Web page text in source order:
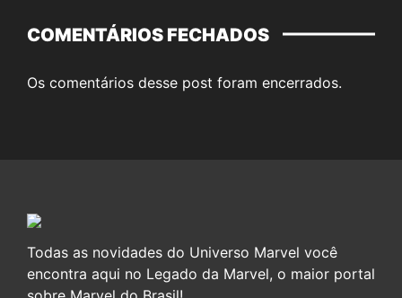
COMENTÁRIOS FECHADOS
Os comentários desse post foram encerrados.
Todas as novidades do Universo Marvel você
encontra aqui no Legado da Marvel, o maior portal